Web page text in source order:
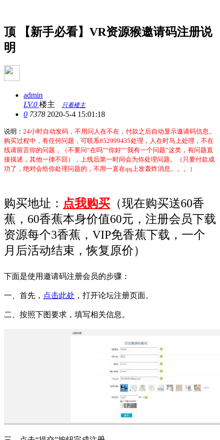
顶 【新手必看】VR资源猴邀请码注册说
明
admin
LV.0 楼主 只看楼主
0 7378 2020-5-4 15:01:18
说明： 24小时自动发码，不用问人在不在，付款之后自动显示邀请码信息。
购买过程中，有任何问题，可联系852999435处理，人在时马上处理，不在
线请留言你的问题，（不要问“在吗”“你好”“我有一个问题”这类，有问题直
接描述，其他一律不回），上线后第一时间会为你处理问题。
（只要付款成
功了，绝对会给你处理问题的，不用一直在qq上发轰炸消息。。。）
购买地址： 点我购买 （现在购买送60香
蕉，60香蕉本身价值60元，注册会员下载
资源每个3香蕉，VIP免香蕉下载，一个
月后活动结束，恢复原价）
下面是使用邀请码注册会员的步骤：
一、首先， 点击此处 ，打开论坛注册页面。
二、按照下图要求，填写相关信息。